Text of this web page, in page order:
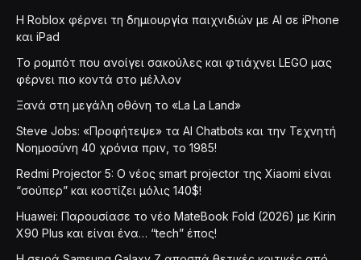
Η Roblox φέρνει τη δημιουργία παιχνιδιών με ΑΙ σε iPhone
και iPad
Το ρομπότ που ανοίγει σακούλες και φτιάχνει LEGO μας
φέρνει πιο κοντά στο μέλλον
Ξανά στη μεγάλη οθόνη το «La La Land»
Steve Jobs: «Προφήτεψε» τα AI Chatbots και την Τεχνητή
Νοημοσύνη 40 χρόνια πριν, το 1985!
Redmi Projector 5: Ο νέος smart projector της Xiaomi είναι
“σούπερ” και κοστίζει μόλις 140$!
Huawei: Παρουσίασε το νέο MateBook Fold (2026) με Kirin
X90 Plus και είναι ένα… “tech” έπος!